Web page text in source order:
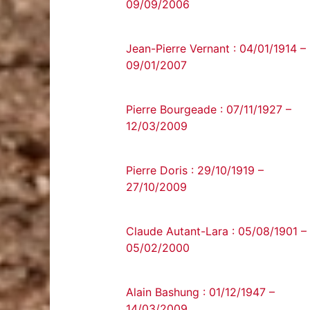
09/09/2006
Jean-Pierre Vernant : 04/01/1914 –
09/01/2007
Pierre Bourgeade : 07/11/1927 –
12/03/2009
Pierre Doris : 29/10/1919 –
27/10/2009
Claude Autant-Lara : 05/08/1901 –
05/02/2000
Alain Bashung : 01/12/1947 –